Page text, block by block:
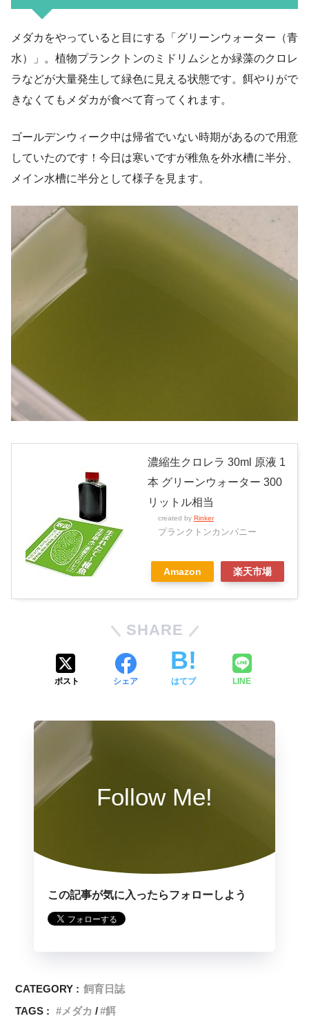
メダカをやっていると目にする「グリーンウォーター（青
水）」。植物プランクトンのミドリムシとか緑藻のクロレ
ラなどが大量発生して緑色に見える状態です。餌やりがで
きなくてもメダカが食べて育ってくれます。
ゴールデンウィーク中は帰省でいない時期があるので用意
していたのです！今日は寒いですが稚魚を外水槽に半分、
メイン水槽に半分として様子を見ます。
濃縮生クロレラ 30ml 原液 1
本 グリーンウォーター 300
リットル相当
created by Rinker
プランクトンカンパニー
Amazon 楽天市場
SHARE
ポスト シェア はてブ LINE
Follow Me!
この記事が気に入ったらフォローしよう
CATEGORY : 飼育日誌
TAGS :
メダカ 餌